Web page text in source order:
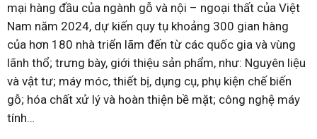
mại hàng đầu của ngành gỗ và nội – ngoại thất của Việt
Nam năm 2024, dự kiến quy tụ khoảng 300 gian hàng
của hơn 180 nhà triển lãm đến từ các quốc gia và vùng
lãnh thổ; trưng bày, giới thiệu sản phẩm, như: Nguyên liệu
và vật tư; máy móc, thiết bị, dụng cụ, phụ kiện chế biến
gỗ; hóa chất xử lý và hoàn thiện bề mặt; công nghệ máy
tính…